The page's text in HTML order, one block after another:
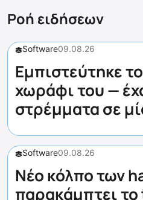
Ροή ειδήσεων
Software09.08.26
Εμπιστεύτηκε
χωράφι του —
στρέμματα σε
Software09.08.26
Νέο κόλπο των
παρακάμπτει